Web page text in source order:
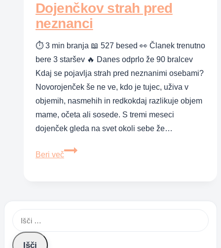
Dojenčkov strah pred
neznanci
⏱ 3 min branja 📖 527 besed 👀 Članek trenutno
bere 3 staršev 🔥 Danes odprlo že 90 bralcev
Kdaj se pojavlja strah pred neznanimi osebami?
Novorojenček še ne ve, kdo je tujec, uživa v
objemih, nasmehih in redkokdaj razlikuje objem
mame, očeta ali sosede. S tremi meseci
dojenček gleda na svet okoli sebe že…
Beri več
Dojenčkov
Išči: